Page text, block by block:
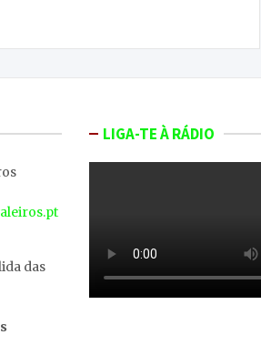
das
LIGA-TE À RÁDIO